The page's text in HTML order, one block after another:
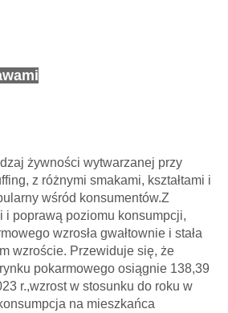
żywności wytwarzanej przy
z różnymi smakami, kształtami i
wśród konsumentów.Z
i poprawą poziomu konsumpcji,
wzrosła gwałtownie i stała
wzroście. Przewiduje się, że
pokarmowego osiągnie 138,39
r.,wzrost w stosunku do roku w
na mieszkańca